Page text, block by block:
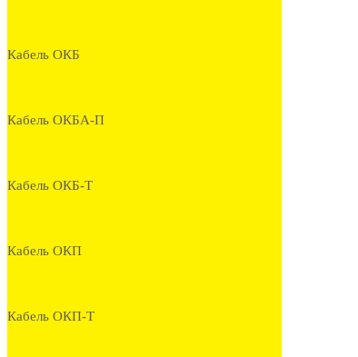
Кабель ОКБ
Кабель ОКБА-П
Кабель ОКБ-Т
Кабель ОКП
Кабель ОКП-Т